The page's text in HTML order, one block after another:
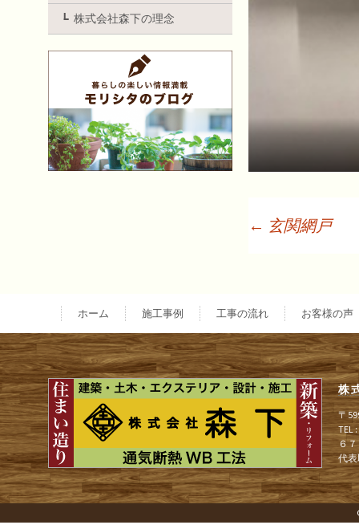
稿
ナ
ビ
ゲ
ー
← 玄関網戸
株式会社森下の理念
ホーム 施工事例 工事の流れ お客様の声
株
〒
TEL
６
代